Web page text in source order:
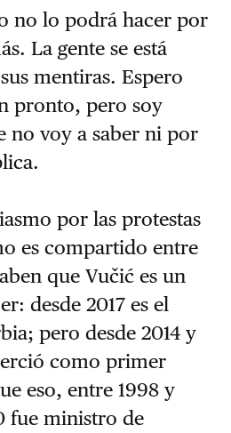
no lo podrá hacer por
La gente se está
mentiras. Espero
pronto, pero soy
no voy a saber ni por
por las protestas
es compartido entre
que Vučić es un
desde 2017 es el
pero desde 2014 y
como primer
eso, entre 1998 y
fue ministro de